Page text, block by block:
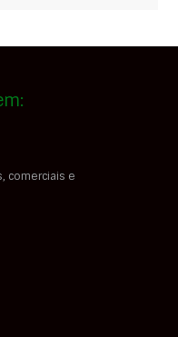
comerciais e